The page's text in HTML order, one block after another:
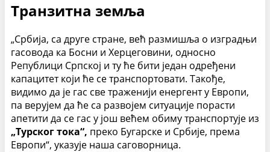
Транзитна земља
„Србија, са друге стране, већ размишља о изградњи
гасовода ка Босни и Херцеговини, односно
Републици Српској и ту ће бити један одређени
капацитет који ће се транспортовати. Такође,
видимо да је гас све траженији енергент у Европи,
па верујем да ће са развојем ситуације порасти
апетити да се гас у још већем обиму транспортује из
„Турског тока“, преко Бугарске и Србије, према
Европи“, указује наша саговорница.